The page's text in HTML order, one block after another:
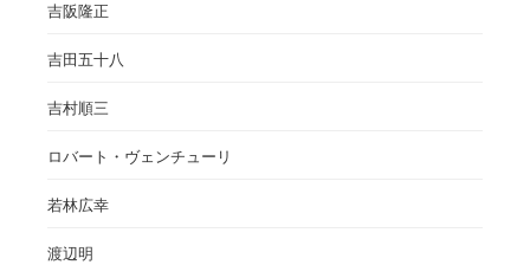
吉阪隆正
吉田五十八
吉村順三
ロバート・ヴェンチューリ
若林広幸
渡辺明